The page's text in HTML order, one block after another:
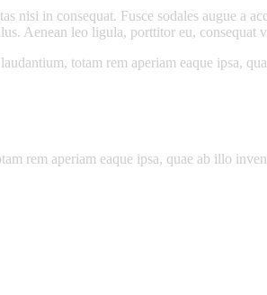
nisi in consequat. Fusce sodales augue a
Aenean leo ligula, porttitor eu, consequat
totam rem aperiam eaque ipsa,
rem aperiam eaque ipsa, quae ab illo